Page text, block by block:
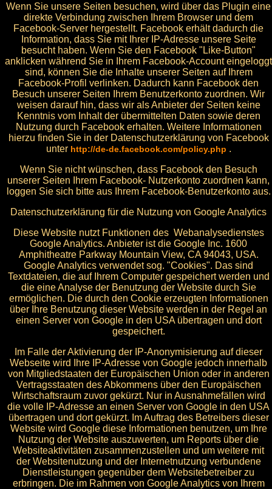
Wenn Sie unsere Seiten besuchen, wird über das Plugin eine
direkte Verbindung zwischen Ihrem Browser und dem
Facebook-Server hergestellt. Facebook erhält dadurch die
Information, dass Sie mit Ihrer IP-Adresse unsere Seite
besucht haben. Wenn Sie den Facebook "Like-Button"
anklicken während Sie in Ihrem Facebook-Account eingeloggt
sind, können Sie die Inhalte unserer Seiten auf Ihrem
Facebook-Profil verlinken. Dadurch kann Facebook den
Besuch unserer Seiten Ihrem Benutzerkonto zuordnen. Wir
weisen darauf hin, dass wir als Anbieter der Seiten keine
Kenntnis vom Inhalt der übermittelten Daten sowie deren
Nutzung durch Facebook erhalten. Weitere Informationen
hierzu finden Sie in der Datenschutzerklärung von Facebook
unter http://de-de.facebook.com/policy.php .
Wenn Sie nicht wünschen, dass Facebook den Besuch
unserer Seiten Ihrem Facebook- Nutzerkonto zuordnen kann,
loggen Sie sich bitte aus Ihrem Facebook-Benutzerkonto aus.
Datenschutzerklärung für die Nutzung von Google Analytics
Diese Website nutzt Funktionen des Webanalysedienstes
Google Analytics. Anbieter ist die Google Inc. 1600
Amphitheatre Parkway Mountain View, CA 94043, USA.
Google Analytics verwendet sog. "Cookies". Das sind
Textdateien, die auf Ihrem Computer gespeichert werden und
die eine Analyse der Benutzung der Website durch Sie
ermöglichen. Die durch den Cookie erzeugten Informationen
über Ihre Benutzung dieser Website werden in der Regel an
einen Server von Google in den USA übertragen und dort
gespeichert.
Im Falle der Aktivierung der IP-Anonymisierung auf dieser
Webseite wird Ihre IP-Adresse von Google jedoch innerhalb
von Mitgliedstaaten der Europäischen Union oder in anderen
Vertragsstaaten des Abkommens über den Europäischen
Wirtschaftsraum zuvor gekürzt. Nur in Ausnahmefällen wird
die volle IP-Adresse an einen Server von Google in den USA
übertragen und dort gekürzt. Im Auftrag des Betreibers dieser
Website wird Google diese Informationen benutzen, um Ihre
Nutzung der Website auszuwerten, um Reports über die
Websiteaktivitäten zusammenzustellen und um weitere mit
der Websitenutzung und der Internetnutzung verbundene
Dienstleistungen gegenüber dem Websitebetreiber zu
erbringen. Die im Rahmen von Google Analytics von Ihrem